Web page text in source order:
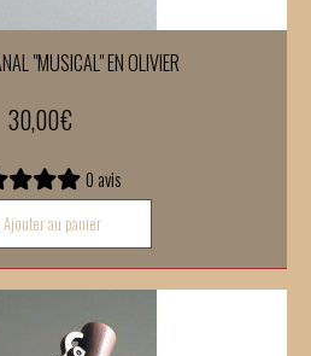
"MUSICAL" EN OLIVIER
30,00€
0 avis
Ajouter au panier